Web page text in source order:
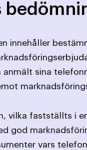
innehåller
anmält sina
vilka fastställts i
god
vars